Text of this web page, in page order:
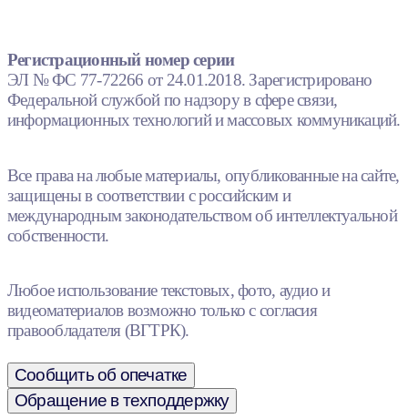
Регистрационный номер серии
ЭЛ № ФС 77-72266 от 24.01.2018. Зарегистрировано
Федеральной службой по надзору в сфере связи,
информационных технологий и массовых коммуникаций.
Все права на любые материалы, опубликованные на сайте,
защищены в соответствии с российским и
международным законодательством об интеллектуальной
собственности.
Любое использование текстовых, фото, аудио и
видеоматериалов возможно только с согласия
правообладателя (ВГТРК).
Сообщить об опечатке
Обращение в техподдержку